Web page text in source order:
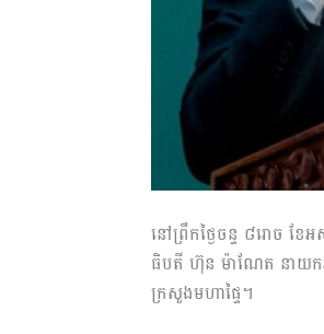
នៅព្រឹកថ្ងៃចន្ទ ៨រោច ខែ
ធិបតី ហ៊ុន ម៉ាណែត នា​យក​រដ្ឋ
ក្រសួង​​មហាផ្ទៃ។